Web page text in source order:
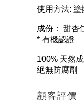
使用方法: 塗
成份： 甜杏
* 有機認證
100% 天然
絶無防腐劑
顧客評價